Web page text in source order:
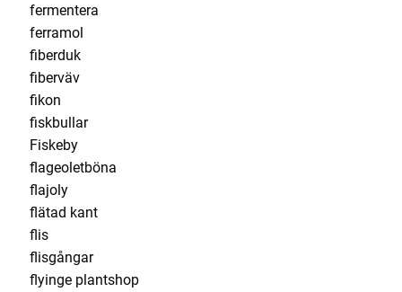
fermentera
ferramol
fiberduk
fiberväv
fikon
fiskbullar
Fiskeby
flageoletböna
flajoly
flätad kant
flis
flisgångar
flyinge plantshop